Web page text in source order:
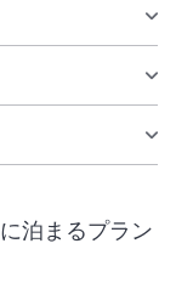
に泊まるプラン